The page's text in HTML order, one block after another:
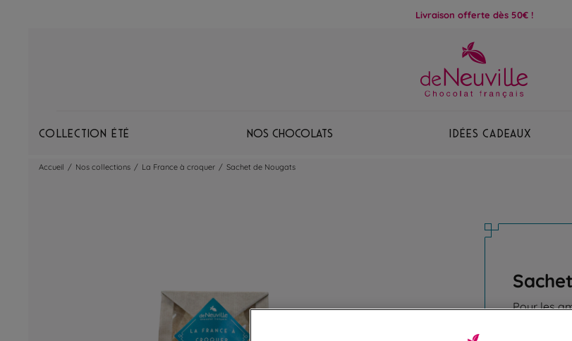
Livraison offerte dès 50€ !
Collection Été Nos chocolats Idées Cadeaux
Accueil / Nos collections / La France à croquer / Sachet de Nougats
Pour les